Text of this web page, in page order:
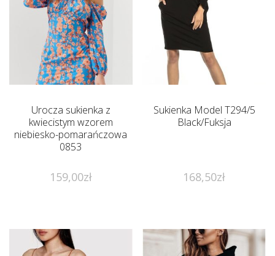
Urocza sukienka z
kwiecistym wzorem
niebiesko-pomarańczowa
0853
159,00zł
Sukienka Model T294/5
Black/Fuksja
168,50zł